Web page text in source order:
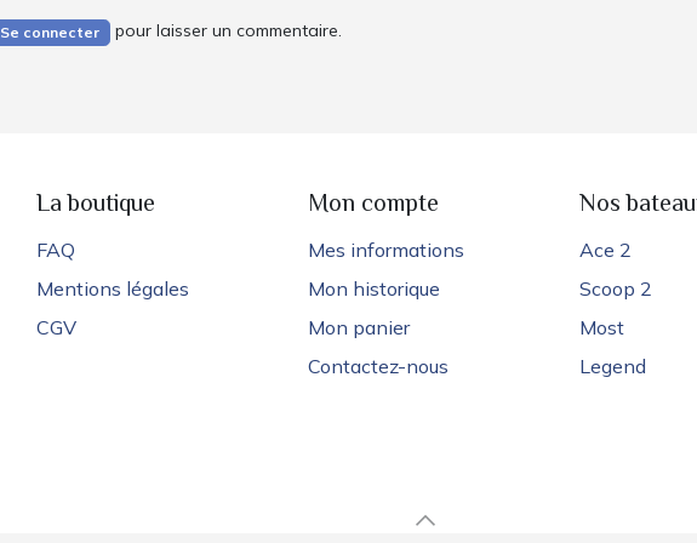
Se connecter pour laisser un commentaire.
La boutique
FAQ
Mentions légales
CGV
Mon compte
Mes informations
Mon historique
Mon panier
Contactez-nous
Nos
Ace 2
Scoop 2
Most
Legend